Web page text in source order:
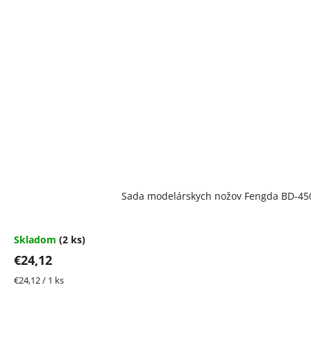
Sada modelárskych nožov Fengda BD-
Skladom (2 ks)
€24,12
Jednotková
€24,12 / 1 ks